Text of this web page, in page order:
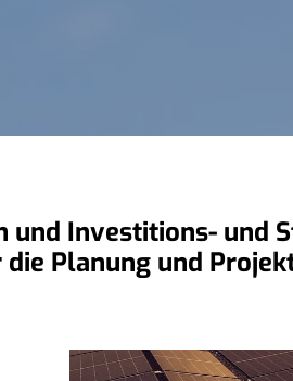
und Investitions- und
Planung und